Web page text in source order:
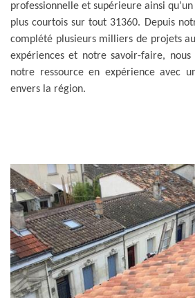
professionnelle et supérieure ainsi
plus courtois sur tout 31360. Depuis
complété plusieurs milliers de projets
expériences et notre savoir-faire, nous
notre ressource en expérience avec
envers la région.